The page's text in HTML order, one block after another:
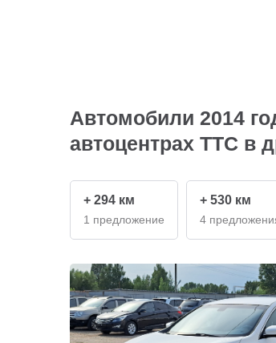
Автомобили 2014
автоцентрах ТТС в
+ 294 км
1 предложение
+ 530 км
4